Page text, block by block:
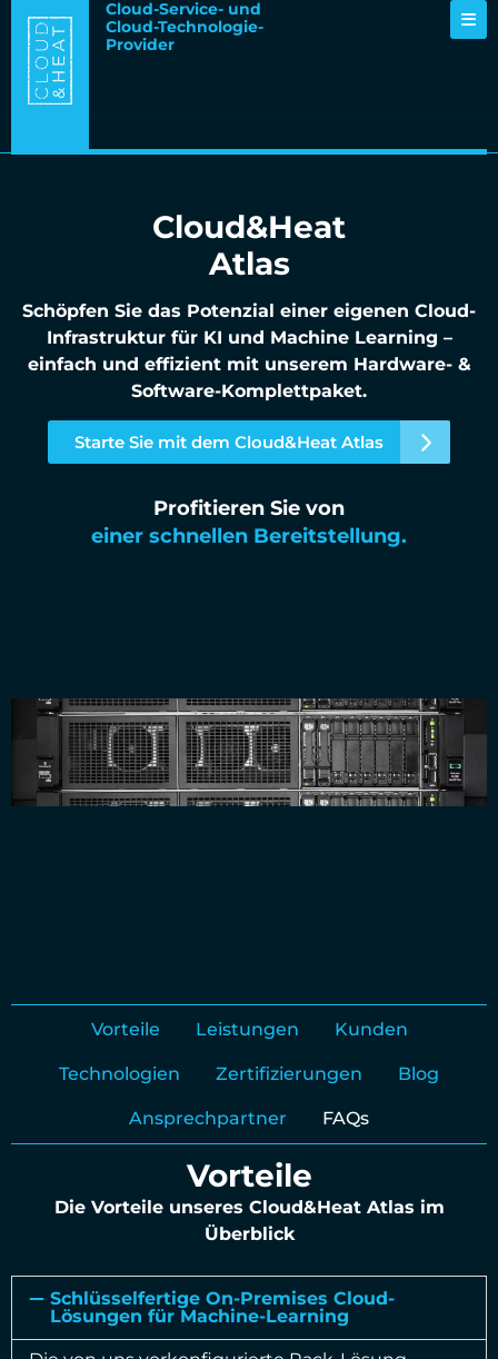
Cloud-Service- und
Cloud-Technologie-
Provider
Cloud&Heat
Atlas
Schöpfen Sie das Potenzial einer eigenen Cloud-
Infrastruktur für KI und Machine Learning –
einfach und effizient mit unserem Hardware- &
Software-Komplettpaket.
Starte Sie mit dem Cloud&Heat Atlas
Profitieren Sie von
einer schnellen Bereitstellung.
Vorteile Leistungen Kunden
Technologien Zertifizierungen Blog
Ansprechpartner FAQs
Vorteile
Die Vorteile unseres Cloud&Heat Atlas im
Überblick
Schlüsselfertige On-Premises Cloud-
Lösungen für Machine-Learning